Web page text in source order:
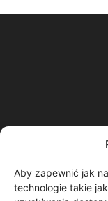
Aby zapewnić jak
technologie takie